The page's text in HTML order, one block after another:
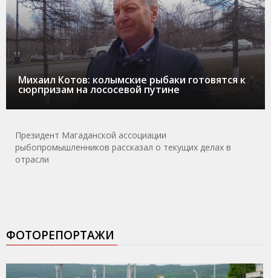
Михаил Котов: колымские рыбаки готовятся к
сюрпризам на лососевой путине
Президент Магаданской ассоциации
рыбопромышленников рассказал о текущих делах в
отрасли
ФОТОРЕПОРТАЖИ